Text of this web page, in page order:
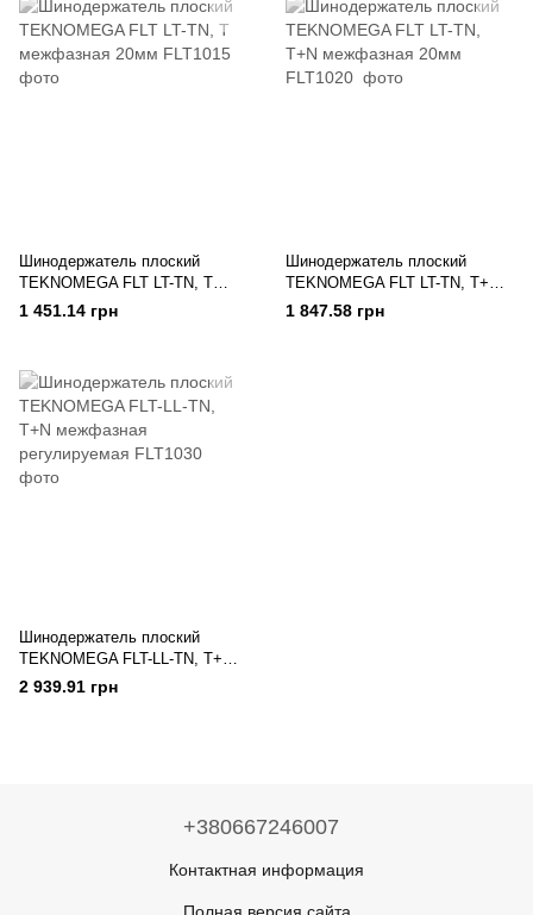
Шинодержатель плоский
TEKNOMEGA FLT LT-TN, T
межфазная 20мм
1 451.14 грн
Шинодержатель плоский
TEKNOMEGA FLT LT-TN, T+N
межфазная 20мм
1 847.58 грн
Шинодержатель плоский
TEKNOMEGA FLT-LL-TN, T+N
межфазная регулируемая
2 939.91 грн
+380667246007
Контактная информация